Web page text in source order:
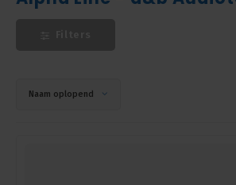
FrançaisNaam oplopend